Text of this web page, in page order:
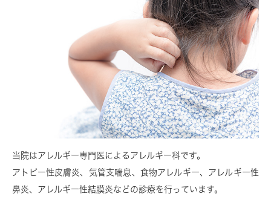
当院はアレルギー専門医によるアレルギー科です。
アトピー性皮膚炎、気管支喘息、食物アレルギー、アレルギー性
鼻炎、アレルギー性結膜炎などの診療を行っています。